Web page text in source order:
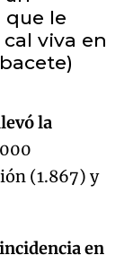
que le
viva en
la
(1.867) y
en